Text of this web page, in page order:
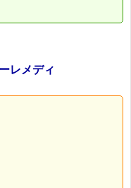
レメディ